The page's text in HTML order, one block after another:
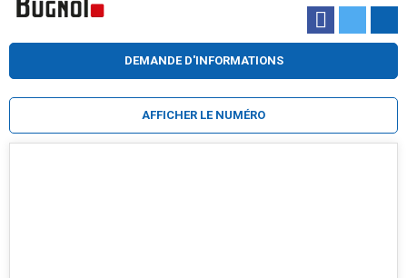
DEMANDE D'INFORMATIONS
AFFICHER LE NUMÉRO